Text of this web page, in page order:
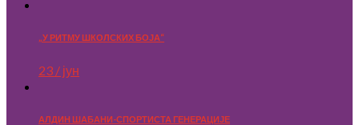
„У РИТМУ ШКОЛСКИХ БОЈА“
23 / јун
АЛДИН ШАБАНИ-СПОРТИСТА ГЕНЕРАЦИЈЕ